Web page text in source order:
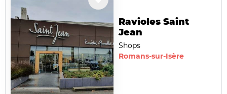
Ravioles Saint
Jean
Shops
Romans-sur-Isère